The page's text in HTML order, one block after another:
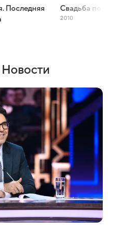
Последняя
Свадьба по
2010